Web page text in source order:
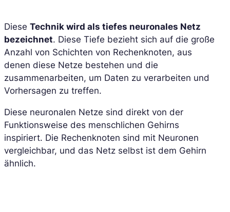
Diese Technik wird als tiefes neuronales Netz
bezeichnet. Diese Tiefe bezieht sich auf die große
Anzahl von Schichten von Rechenknoten, aus
denen diese Netze bestehen und die
zusammenarbeiten, um Daten zu verarbeiten und
Vorhersagen zu treffen.
Diese neuronalen Netze sind direkt von der
Funktionsweise des menschlichen Gehirns
inspiriert. Die Rechenknoten sind mit Neuronen
vergleichbar, und das Netz selbst ist dem Gehirn
ähnlich.